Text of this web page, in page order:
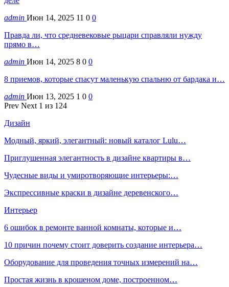
admin Июн 14, 2025 11 0 0
Правда ли, что средневековые рыцари справляли нужду
прямо в…
admin Июн 14, 2025 8 0 0
8 приемов, которые спасут маленькую спальню от бардака и…
admin Июн 13, 2025 1 0 0
Prev Next 1 из 124
Дизайн
Модный, яркий, элегантный: новый каталог Lulu…
Приглушенная элегантность в дизайне квартиры в…
Чудесные виды и умиротворяющие интерьеры:…
Экспрессивные краски в дизайне деревенского…
Интерьер
6 ошибок в ремонте ванной комнаты, которые и…
10 причин почему стоит доверить создание интерьера…
Оборудование для проведения точных измерений на…
Простая жизнь в крошеном доме, построенном…